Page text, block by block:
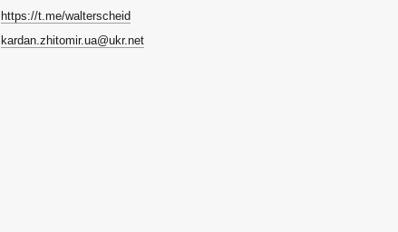
https://t.me/walterscheid
kardan.zhitomir.ua@ukr.net